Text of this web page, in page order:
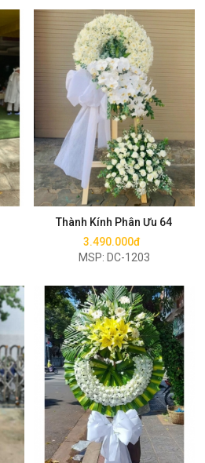
Thành Kính Phân Ưu 64
3.490.000đ
MSP: DC-1203
Mua ngay